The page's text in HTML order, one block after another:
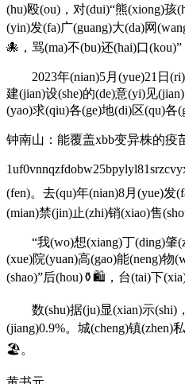
(hu)殴(ou)，对(dui)“熊(xiong)孩
(yin)发(fa)广(guang)大(da)网
🐙，骂(ma)不(bu)还(hai)口
2023年(nian)5月(yue)21日(ri)
建(jian)设(she)的(de)意(yi)见
(yao)求(qiu)各(ge)地(di)区(qu)各
钟南山：能覆盖xbb变异株的疫
(fen)。去(qu)年(nian)8月(yue)发
(mian)禁(jin)止(zhi)销(xiao)售
“我(wo)想(xiang)丁(ding)肇
(xue)院(yuan)高(gao)能(neng)物
(shao)”后(hou)⚱🛍，台(tai)下
数(shu)据(ju)显(xian)示(shi)，
(jiang)0.9%。城(cheng)镇(zhen)
🏖。